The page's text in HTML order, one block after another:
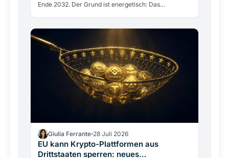
Ende 2032. Der Grund ist energetisch: Das
Giulia Ferrante 28 Juli 2026
EU kann Krypto-Plattformen aus
Drittstaaten sperren: neues